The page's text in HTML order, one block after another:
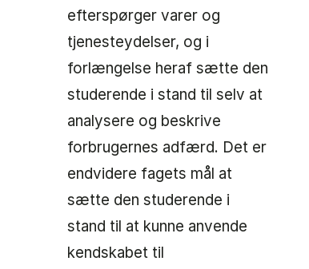
efterspørger varer og
tjenesteydelser, og i
forlængelse heraf sætte den
studerende i stand til selv at
analysere og beskrive
forbrugernes adfærd. Det er
endvidere fagets mål at
sætte den studerende i
stand til at kunne anvende
kendskabet til